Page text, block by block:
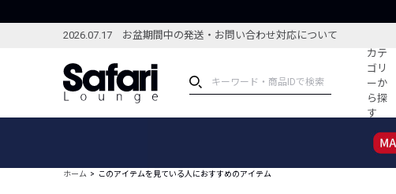
2026.07.17 お盆期間中の発送・お問い合わせ対応について
カテ
ゴリ
ーか
ら探
す
ブランドから探す
特集記事
ホーム このアイテムを見ている人におすすめのアイテム